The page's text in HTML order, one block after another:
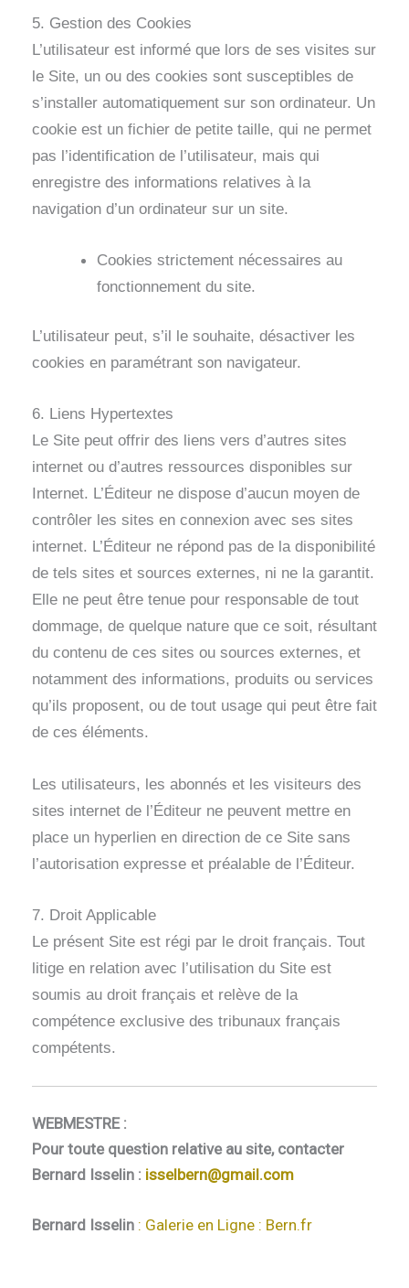
5. Gestion des Cookies
L’utilisateur est informé que lors de ses visites sur
le Site, un ou des cookies sont susceptibles de
s’installer automatiquement sur son ordinateur. Un
cookie est un fichier de petite taille, qui ne permet
pas l’identification de l’utilisateur, mais qui
enregistre des informations relatives à la
navigation d’un ordinateur sur un site.
Cookies strictement nécessaires au
fonctionnement du site.
L’utilisateur peut, s’il le souhaite, désactiver les
cookies en paramétrant son navigateur.
6. Liens Hypertextes
Le Site peut offrir des liens vers d’autres sites
internet ou d’autres ressources disponibles sur
Internet. L’Éditeur ne dispose d’aucun moyen de
contrôler les sites en connexion avec ses sites
internet. L’Éditeur ne répond pas de la disponibilité
de tels sites et sources externes, ni ne la garantit.
Elle ne peut être tenue pour responsable de tout
dommage, de quelque nature que ce soit, résultant
du contenu de ces sites ou sources externes, et
notamment des informations, produits ou services
qu’ils proposent, ou de tout usage qui peut être fait
de ces éléments.
Les utilisateurs, les abonnés et les visiteurs des
sites internet de l’Éditeur ne peuvent mettre en
place un hyperlien en direction de ce Site sans
l’autorisation expresse et préalable de l’Éditeur.
7. Droit Applicable
Le présent Site est régi par le droit français. Tout
litige en relation avec l’utilisation du Site est
soumis au droit français et relève de la
compétence exclusive des tribunaux français
compétents.
WEBMESTRE :
Pour toute question relative au site, contacter
Bernard Isselin : isselbern@gmail.com
Bernard Isselin : Galerie en Ligne : Bern.fr